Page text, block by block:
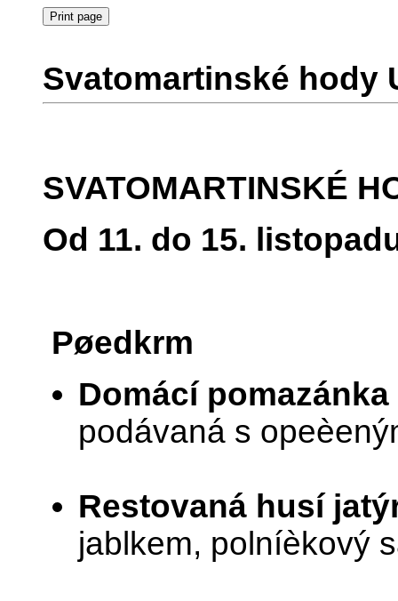
Svatomartinské hody
SVATOMARTINSKÉ
Od 11. do 15.
Pøedkrm
Domácí
podávaná s
Restovaná husí
jablkem, polníèkový